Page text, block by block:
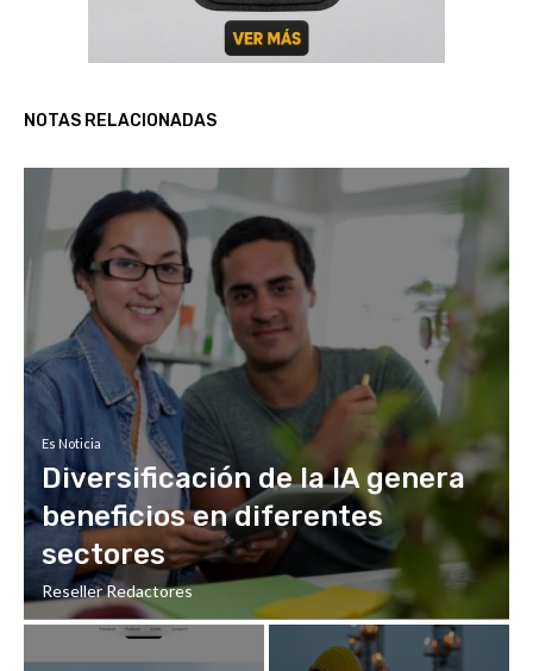
NOTAS RELACIONADAS
Es Noticia
Diversificación de la IA genera
beneficios en diferentes
sectores
Reseller Redactores